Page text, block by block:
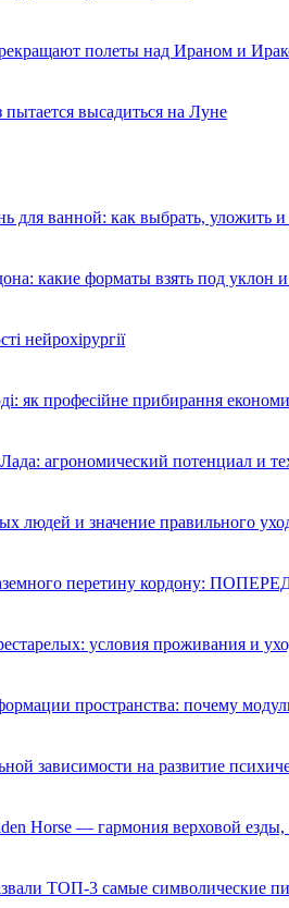
полеты над Ираном и
высадиться на Луне
для ванной: как выбрать, уложить
какие форматы взять под уклон
нейрохірургії
як професійне прибирання
агрономический потенциал и
людей и значение правильного
перетину кордону:
условия проживания и
пространства: почему
зависимости на развитие
Horse — гармония верховой езды,
ТОП-3 самые символические